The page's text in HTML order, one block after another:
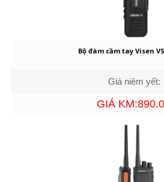
Bộ đàm cầm tay Visen
Giá niêm yết:
GIÁ